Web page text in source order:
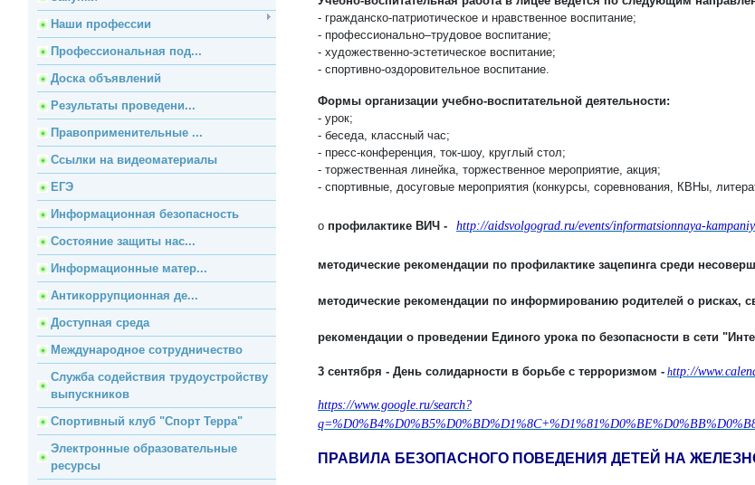
Наши профессии
Профессиональная под...
Доска объявлений
Результаты проведени...
Правоприменительные ...
Ссылки на видеоматериалы
ЕГЭ
Информационная безопасность
Состояние защиты нас...
Информационные матер...
Антикоррупционная де...
Доступная среда
Международное сотрудничество
Служба содействия трудоустройству
выпускников
Спортивный клуб "Спорт Терра"
Электронные образовательные
ресурсы
- гражданско-патриотическое и нравственное воспитание;
- профессионально–трудовое воспитание;
- художественно-эстетическое воспитание;
- спортивно-оздоровительное воспитание.
Формы организации учебно-воспитательной деятельности:
- урок;
- беседа, классный час;
- пресс-конференция, ток-шоу, круглый стол;
- торжественная линейка, торжественное мероприятие, акция;
- спортивные, досуговые мероприятия (конкурсы, соревнования, КВНы,
о профилактике ВИЧ - http://aidsvolgograd.ru/events/informatsionnaya-
методические рекомендации по профилактике зацепинга среди
методические рекомендации по информированию родителей о рисках,
рекомендации о проведении Единого урока по безопасности в сети
3 сентября - День солидарности в борьбе с терроризмом - http://
https://www.google.ru/search?
ПРАВИЛА БЕЗОПАСНОГО ПОВЕДЕНИЯ ДЕТЕЙ НА